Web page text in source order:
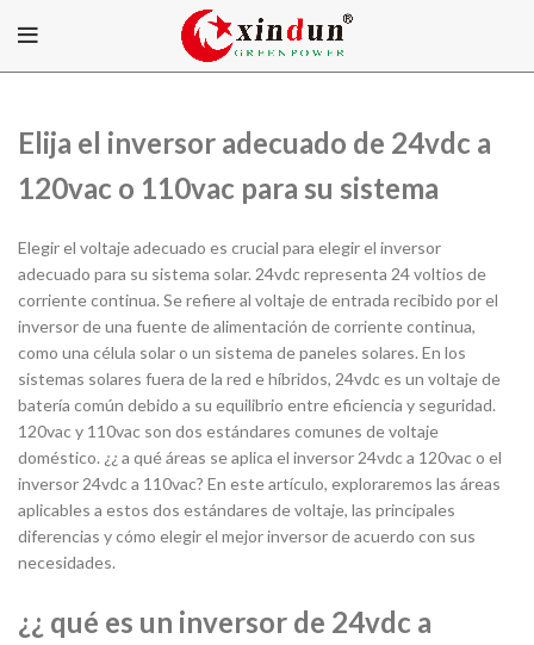
Elija el inversor adecuado de 24vdc a
120vac o 110vac para su sistema
Elegir el voltaje adecuado es crucial para elegir el inversor
adecuado para su sistema solar. 24vdc representa 24 voltios de
corriente continua. Se refiere al voltaje de entrada recibido por el
inversor de una fuente de alimentación de corriente continua,
como una célula solar o un sistema de paneles solares. En los
sistemas solares fuera de la red e híbridos, 24vdc es un voltaje de
batería común debido a su equilibrio entre eficiencia y seguridad.
120vac y 110vac son dos estándares comunes de voltaje
doméstico. ¿¿ a qué áreas se aplica el inversor 24vdc a 120vac o el
inversor 24vdc a 110vac? En este artículo, exploraremos las áreas
aplicables a estos dos estándares de voltaje, las principales
diferencias y cómo elegir el mejor inversor de acuerdo con sus
necesidades.
¿¿ qué es un inversor de 24vdc a